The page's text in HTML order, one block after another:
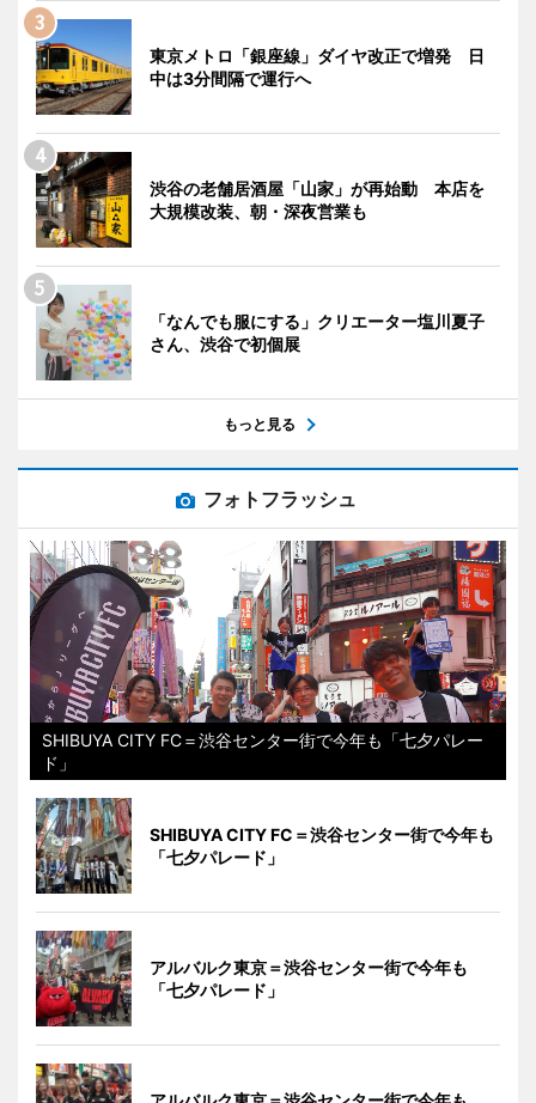
東京メトロ「銀座線」ダイヤ改正で増発 日
中は3分間隔で運行へ
渋谷の老舗居酒屋「山家」が再始動 本店を
大規模改装、朝・深夜営業も
「なんでも服にする」クリエーター塩川夏子
さん、渋谷で初個展
もっと見る
フォトフラッシュ
SHIBUYA CITY FC＝渋谷センター街で今年も「七夕パレー
ド」
SHIBUYA CITY FC＝渋谷センター街で今年も
「七夕パレード」
アルバルク東京＝渋谷センター街で今年も
「七夕パレード」